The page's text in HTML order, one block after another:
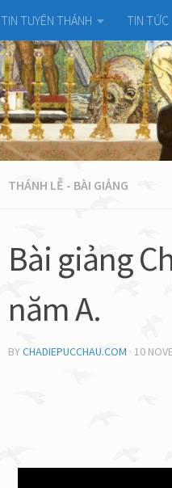
TIN TUYÊN THÁNH TIN TỨC
THÁNH LỄ - BÀI GIẢNG
Bài giảng
năm A.
BYCHADIEPUCCHAU.COM · 10